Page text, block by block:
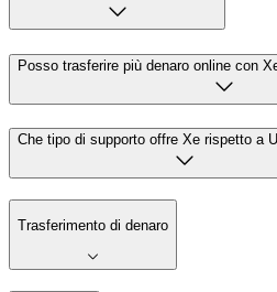
Posso trasferire più denaro online con
Che tipo di supporto offre Xe rispetto a
Trasferimento di denaro